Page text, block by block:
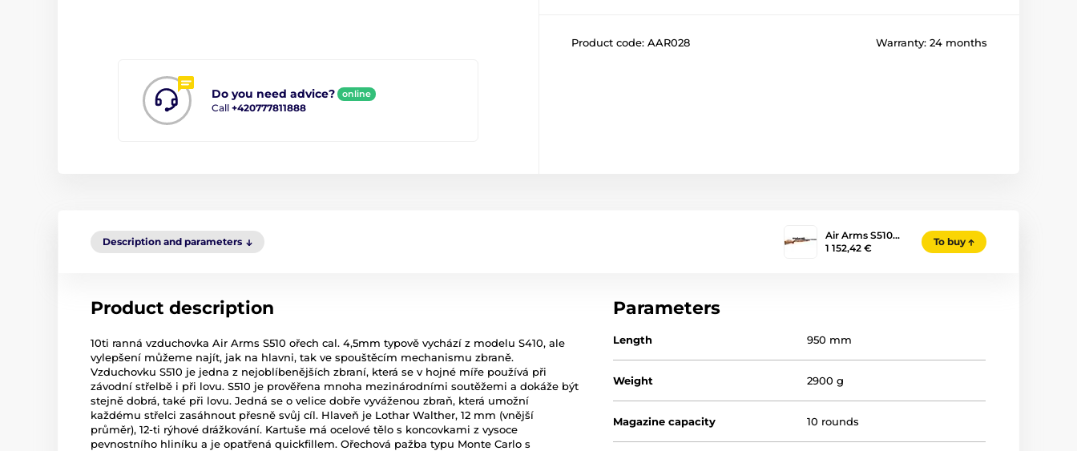
Do you need advice? online
Call +420777811888
Product code: AAR028 Warranty: 24 months
Description and parameters
Air Arms S510…
1 152,42 €
To buy
Product description
10ti ranná vzduchovka Air Arms S510 ořech cal. 4,5mm typově vychází z modelu S410, ale
vylepšení můžeme najít, jak na hlavni, tak ve spouštěcím mechanismu zbraně.
Vzduchovku S510 je jedna z nejoblíbenějších zbraní, která se v hojné míře používá při
závodní střelbě i při lovu. S510 je prověřena mnoha mezinárodními soutěžemi a dokáže být
stejně dobrá, také při lovu. Jedná se o velice dobře vyváženou zbraň, která umožní
každému střelci zasáhnout přesně svůj cíl. Hlaveň je Lothar Walther, 12 mm (vnější
průměr), 12-ti rýhové drážkování. Kartuše má ocelové tělo s koncovkami z vysoce
pevnostního hliníku a je opatřená quickfillem. Ořechová pažba typu Monte Carlo s
Parameters
Length 950 mm
Weight 2900 g
Magazine capacity 10 rounds